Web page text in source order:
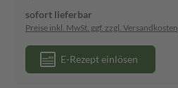
sofort lieferbar
Preise inkl. MwSt. ggf. zzgl. Versandkosten
E-Rezept einlösen